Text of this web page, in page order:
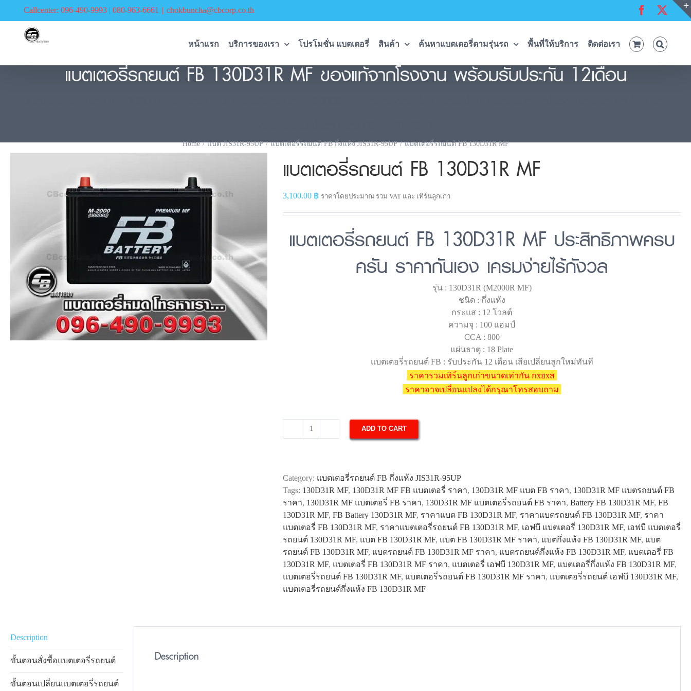
Callcenter: 096-490-9993 | 080-963-6661 | chokbuncha@cbcorp.co.th Facebook
หน้าแรก บริการของเรา โปรโมชั่น แบตเตอรี่ สินค้า ค้นหาแบตเตอรี่ตามรุ่นรถ พื้นที่ให้บริการ ติดต่อเรา
แบตเตอรี่รถยนต์ FB 130D31R MF ของแท้จากโรงงาน พร้อมรับประกัน 12เดือน
Home แบต JIS31R-95UP แบตเตอรี่รถยนต์ FB กึ่งแห้ง JIS31R-95UP แบตเตอรี่รถยนต์ FB 130D31R MF
แบตเตอรี่รถยนต์ FB 130D31R MF
3,100.00 ฿ ราคาโดยประมาณ รวม VAT และ เทิร์นลูกเก่า
แบตเตอรี่รถยนต์ FB 130D31R MF ประสิทธิภาพครบ
ครัน ราคากันเอง เครมง่ายไร้กังวล
รุ่น : 130D31R (M2000R MF)
ชนิด : กึ่งแห้ง
กระแส : 12 โวลต์
ความจุ : 100 แอมป์
CCA : 800
แผ่นธาตุ : 18 Plate
แบตเตอรี่รถยนต์ FB : รับประกัน 12 เดือน เสียเปลี่ยนลูกใหม่ทันที
ราคารวมเทิร์นลูกเก่าขนาดเท่ากัน กxยxส
ราคาอาจเปลี่ยนแปลงได้กรุณาโทรสอบถาม
MF
quantity
ADD TO CART
Category: แบตเตอรี่รถยนต์ FB กึ่งแห้ง JIS31R-95UP
Tags: 130D31R MF, 130D31R MF FB แบตเตอรี่ ราคา, 130D31R MF แบต FB ราคา, 130D31R MF แบตรถยนต์ FB
ราคา, 130D31R MF แบตเตอรี่ FB ราคา, 130D31R MF แบตเตอรี่รถยนต์ FB ราคา, Battery FB 130D31R MF, FB
130D31R MF, FB Battery 130D31R MF, ราคาแบต FB 130D31R MF, ราคาแบตรถยนต์ FB 130D31R MF, ราคา
แบตเตอรี่ FB 130D31R MF, ราคาแบตเตอรี่รถยนต์ FB 130D31R MF, เอฟบี แบตเตอรี่ 130D31R MF, เอฟบี แบตเตอรี่
รถยนต์ 130D31R MF, แบต FB 130D31R MF, แบต FB 130D31R MF ราคา, แบตกึ่งแห้ง FB 130D31R MF, แบต
รถยนต์ FB 130D31R MF, แบตรถยนต์ FB 130D31R MF ราคา, แบตรถยนต์กึ่งแห้ง FB 130D31R MF, แบตเตอรี่ FB
130D31R MF, แบตเตอรี่ FB 130D31R MF ราคา, แบตเตอรี่ เอฟบี 130D31R MF, แบตเตอรี่กึ่งแห้ง FB 130D31R MF,
แบตเตอรี่รถยนต์ FB 130D31R MF, แบตเตอรี่รถยนต์ FB 130D31R MF ราคา, แบตเตอรี่รถยนต์ เอฟบี 130D31R MF,
แบตเตอรี่รถยนต์กึ่งแห้ง FB 130D31R MF
Description
ขั้นตอนสั่งซื้อแบตเตอรี่รถยนต์
ขั้นตอนเปลี่ยนแบตเตอรี่รถยนต์
Description